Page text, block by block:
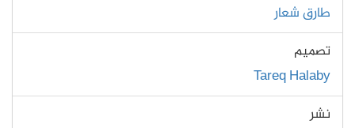
طارق شعار
تصميم
Tareq Halaby
نشر